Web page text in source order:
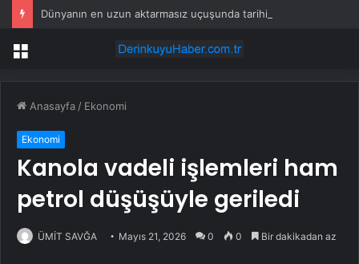
Menü
Anasayfa / Ekonomi
Ekonomi
Kanola vadeli işlemleri ham
petrol düşüşüyle geriledi
ÜMİT SAVĞA Mayıs 21, 2026 0 0 Bir dakikadan az